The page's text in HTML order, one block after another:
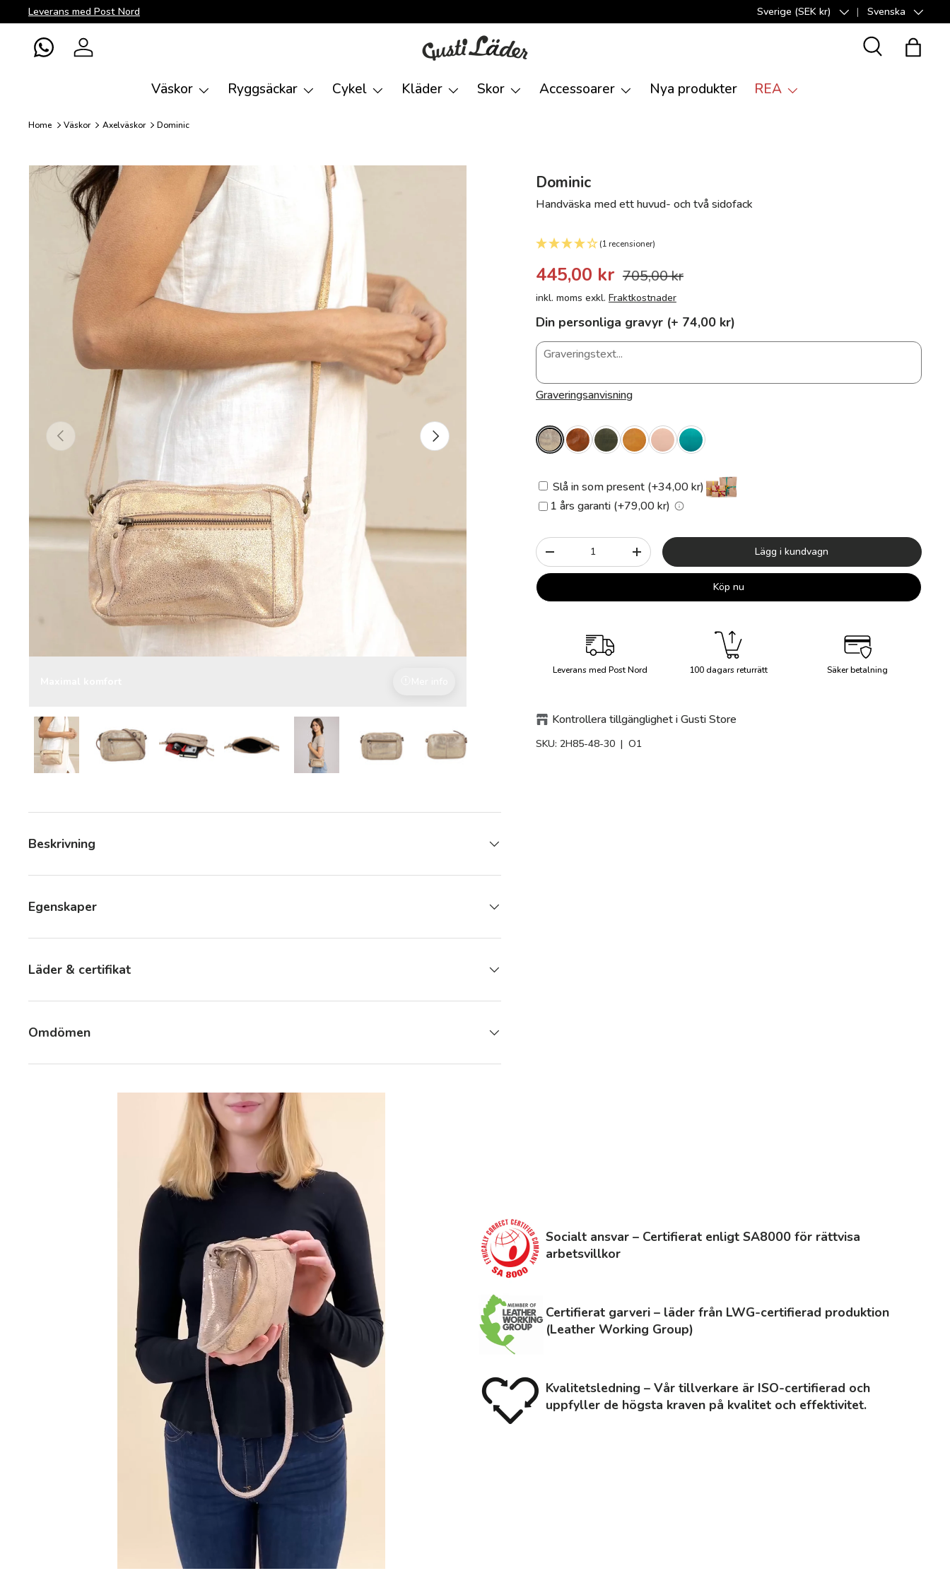
Direkt till innehållet
Leverans med Post Nord Land/Region
Sverige (SEK kr) SpråkSvenska
WhatsAppLogga in Suche
Väskor Ryggsäckar Cykel Kläder Skor Accessoarer Nya produkter REA
Home Väskor Axelväskor Dominic
Föregående Nästa
Dominic
Handväska med ett huvud- och två sidofack
(1 recensioner)
445,00 kr 705,00 kr
inkl. moms exkl. Fraktkostnader
Din personliga gravyr (+ 74,00 kr)
Graveringsanvisning
Slå in som present (+34,00 kr)
1 års garanti (+79,00 kr)
Antal
-
+ Lägg i kundvagn
Köp nu
Leverans med Post Nord 100 dagars returrätt Säker betalning
Kontrollera tillgänglighet i Gusti Store
SKU: 2H85-48-30 | O1
Beskrivning
Egenskaper
Läder & certifikat
Omdömen
Socialt ansvar – Certifierat enligt SA8000 för rättvisa
arbetsvillkor
Certifierat garveri – läder från LWG-certifierad produktion
(Leather Working Group)
Kvalitetsledning – Vår tillverkare är ISO-certifierad och
uppfyller de högsta kraven på kvalitet och effektivitet.